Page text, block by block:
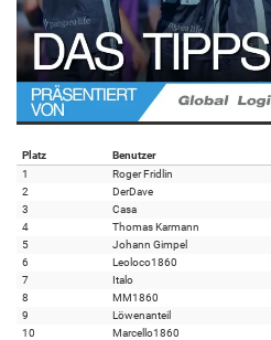
Platz Benutzer
1
Roger Fridlin
2
DerDave
3
Casa
4
Thomas Karmann
5
Johann Gimpel
6
Leoloco1860
7
Italo
8
MM1860
9
Löwenanteil
10
Marcello1860